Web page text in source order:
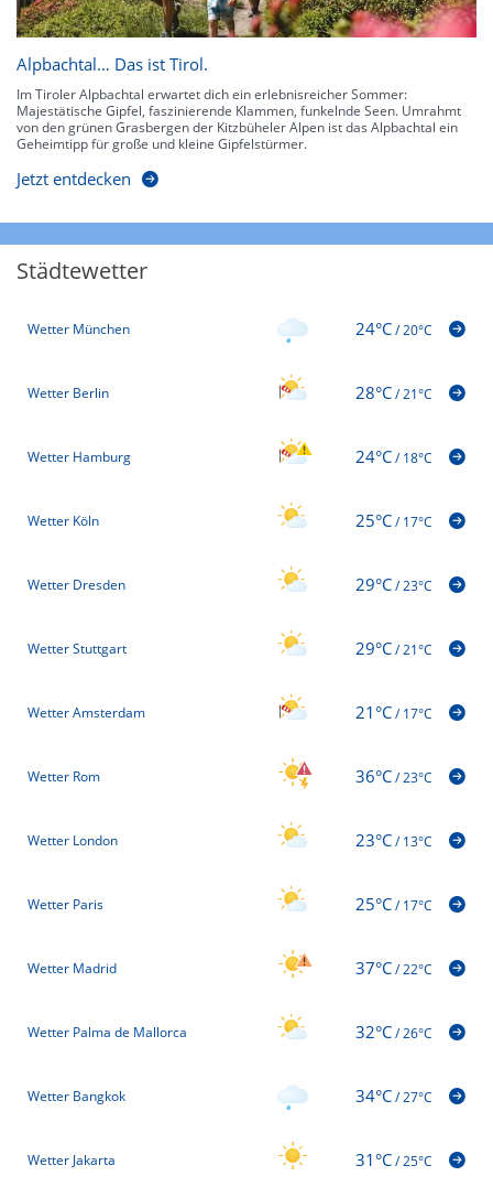
Alpbachtal… Das ist Tirol.
Im Tiroler Alpbachtal erwartet dich ein erlebnisreicher Sommer:
Majestätische Gipfel, faszinierende Klammen, funkelnde Seen. Umrahmt
von den grünen Grasbergen der Kitzbüheler Alpen ist das Alpbachtal ein
Geheimtipp für große und kleine Gipfelstürmer.
Jetzt entdecken
Städtewetter
Wetter München 24°C/20°C
Wetter Berlin 28°C/21°C
Wetter Hamburg 24°C/18°C
Wetter Köln 25°C/17°C
Wetter Dresden 29°C/23°C
Wetter Stuttgart 29°C/21°C
Wetter Amsterdam 21°C/17°C
Wetter Rom 36°C/23°C
Wetter London 23°C/13°C
Wetter Paris 25°C/17°C
Wetter Madrid 37°C/22°C
Wetter Palma de Mallorca 32°C/26°C
Wetter Bangkok 34°C/27°C
Wetter Jakarta 31°C/25°C